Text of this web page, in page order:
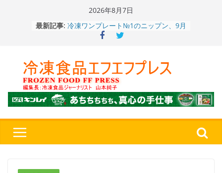
2026年8月7日
最新記事:
冷凍ワンプレート№1のニップン、9月
から新ブランド『ニップン、彩りごは
ん。』～”おいしさ”をアピール
うこ～こ～”を知る
「CHEESE WONDER」5周年～夏に限
定さわやかフレーバー「CHEESE
WONDER YELLOW」復刻発売中
今まで無かった大盛！水から簡単レン
日清食品冷凍、背油の旨み・コク深い